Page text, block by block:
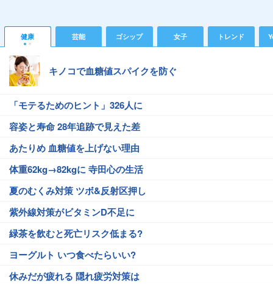
健康 芸能 ゴシップ 女子 トレンド
キノコで血糖値スパイクを防ぐ
「モテるためのヒント」326人に
容姿と寿命 28年追跡で見えた差
あたりめ 血糖値を上げない理由
体重62kg→82kgに 寺田心の生活
夏のむくみ対策 ツボ&反射区押し
紫外線対策がビタミンD不足に
緑茶を飲むと死亡リスク低まる?
ヨーグルト いつ食べたらいい?
休みだが疲れる 隠れ疲労対策は